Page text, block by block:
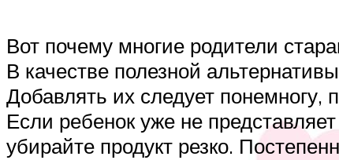
Вот почему многие родители
В качестве полезной
Добавлять их следует понемногу,
Если ребенок уже не
убирайте продукт резко.